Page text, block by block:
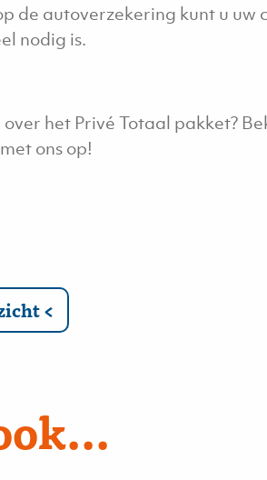
de autoverzekering kunt u
nodig is.
het Privé Totaal pakket?
ons op!